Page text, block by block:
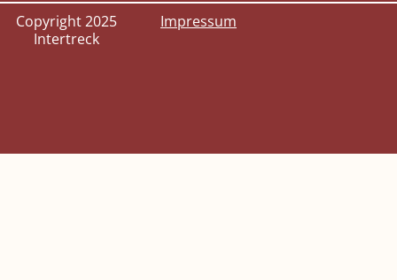
Copyright 2025
Intertreck
Impressum